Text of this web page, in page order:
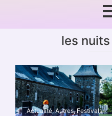
les
Actualité, Autres, Festivals